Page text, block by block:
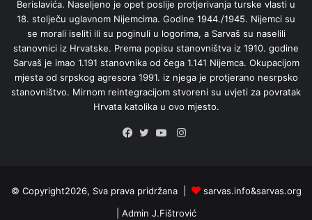
Berislavića. Naseljeno je opet poslije protjerivanja turske vlasti u
18. stolječu uglavnom Nijemcima. Godine 1944./1945. Nijemci su
se morali iseliti ili su poginuli u logorima, a Sarvaš su naselili
stanovnici iz Hrvatske. Prema popisu stanovništva iz 1910. godine
Sarvaš je imao 1.191 stanovnika od čega 1.141 Nijemca. Okupacijom
mjesta od srpskog agresora 1991. iz njega je protjerano nesrpsko
stanovništvo. Mirnom reintegracijom stvoreni su uvjeti za povratak
Hrvata katolika u ovo mjesto.
Instagram
© Copyright2026, Sva prava pridržana |
sarvas.info&sarvas.org
| Admin J.Fištrović